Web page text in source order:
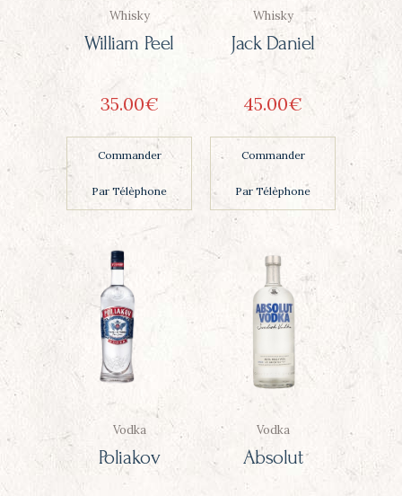
Whisky
William Peel
35 00€
Commander
Par Télèphone
Whisky
Jack Daniel
45 00€
Commander
Par Télèphone
Vodka
Poliakov
Vodka
Absolut